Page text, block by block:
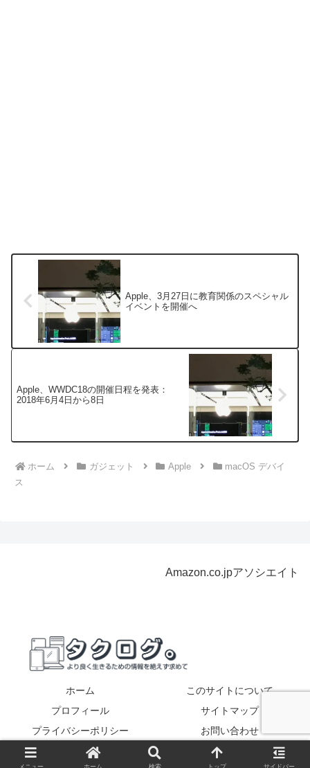
Apple、3月27日に教育関係のスペシャル
イベントを開催へ
Apple、WWDC18の開催日程を発表：
2018年6月4日から8日
ホーム ガジェット Apple
macOS デバイ
ス
Amazon.co.jpアソシエイト
ホーム
このサイトについて
プロフィール
サイトマップ
プライバシーポリシー
お問い合わせ
Copyright © 2017-2026 タクログ。 All Rights Reserved.
メニュー ホーム 検索 トップ サイドバー